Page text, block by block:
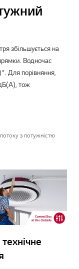
збільшується на
Водночас
Для порівняння,
тож
з потужністю